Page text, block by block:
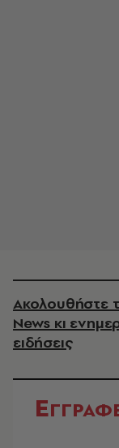
Ακολουθήστε
News κι
ειδήσεις
Ε